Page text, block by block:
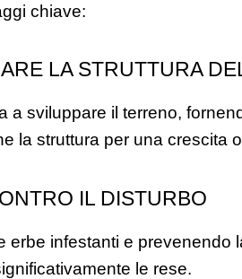
chiave:
LA STRUTTURA
a sviluppare il terreno,
la struttura per una crescita
IL DISTURBO
erbe infestanti e prevenendo
le rese.